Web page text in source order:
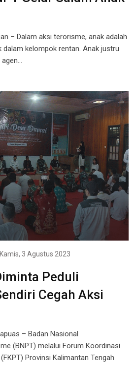
– Dalam aksi terorisme, anak adalah
dalam kelompok rentan. Anak justru
agen…
Kamis, 3 Agustus 2023
Peduli
Cegah Aksi
– Badan Nasional
(BNPT) melalui Forum Koordinasi
Provinsi Kalimantan Tengah